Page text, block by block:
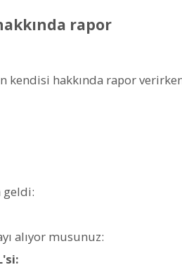
rapor
kendisi hakkında rapor
geldi:
alıyor musunuz: